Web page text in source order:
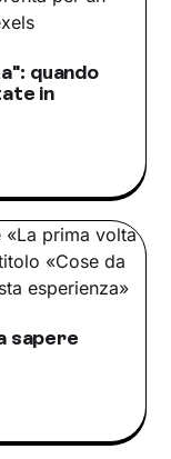
quando
in
sapere